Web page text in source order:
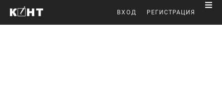
ВХОД РЕГИСТРАЦИЯ